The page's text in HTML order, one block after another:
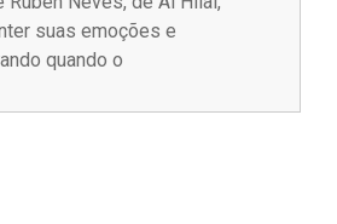
suas emoções e
quando o